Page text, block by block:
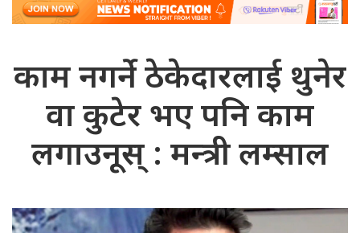
काम नगर्ने ठेकेदारलाई थुनेर
वा कुटेर भए पनि काम
लगाउनूस् : मन्त्री लम्साल